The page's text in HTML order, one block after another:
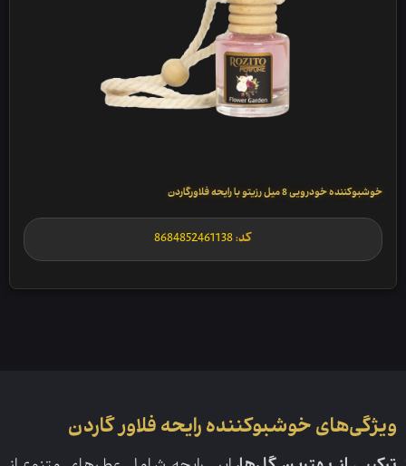
خوشبوکننده خودرویی 8 میل رزیتو با رایحه فلاورگاردن
کد:
ویژگی‌های خوشبوکننده رایحه فلاور گاردن